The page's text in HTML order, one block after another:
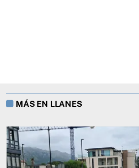
MÁS EN LLANES